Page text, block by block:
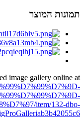
תמונות המוצר
image gallery online at:
item/132-dbo-